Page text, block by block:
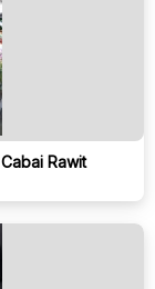
Rawit